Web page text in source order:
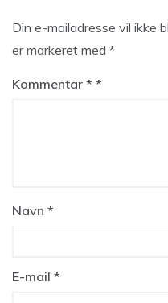
Din e-mailadresse vil ikke
er markeret med *
Kommentar *
Navn *
E-mail *